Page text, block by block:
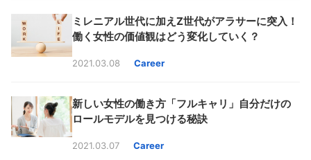
ミレニアル世代に加えZ世代がアラサーに突入！
働く女性の価値観はどう変化していく？
2021.03.08 Career
新しい女性の働き方「フルキャリ」自分だけの
ロールモデルを見つける秘訣
2021.03.07 Career